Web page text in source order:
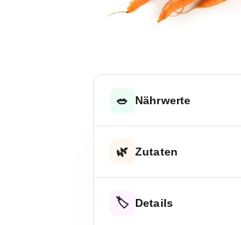
🥗 Nährwerte
Energie
🌿 Zutaten
🏷️ Details